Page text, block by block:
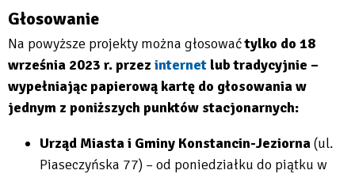
Głosowanie
Na powyższe projekty można głosowaćtylko do 18
września 2023 r. przez internet lub tradycyjnie –
wypełniając papierową kartę do głosowania w
jednym z poniższych punktów stacjonarnych:
Urząd Miasta i Gminy Konstancin-Jeziorna(ul.
Piaseczyńska 77) – od poniedziałku do piątku w